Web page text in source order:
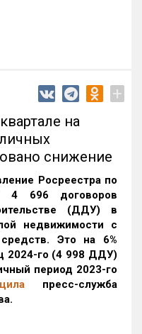
+
на
снижение
Росреестра по
4 696 договоров
(ДДУ) в
недвижимости с
Это на 6%
2024-го (4 998 ДДУ)
период 2023-го
пресс-служба